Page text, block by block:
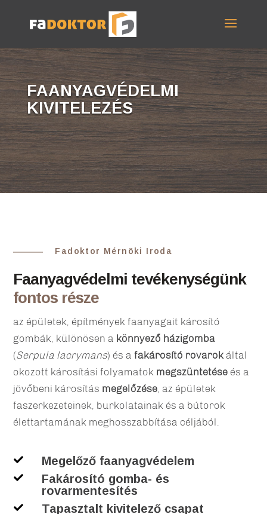
FAANYAGVÉDELMI
KIVITELEZÉS
Fadoktor Mérnöki Iroda
Faanyagvédelmi tevékenységünk
fontos része
az épületek, építmények faanyagait károsító
gombák, különösen a könnyező házigomba
(Serpula lacrymans) és afakárosító rovarokáltal
okozott károsítási folyamatok megszüntetése és a
jövőbeni károsítás megelőzése, az épületek
faszerkezeteinek, burkolatainak és a bútorok
élettartamának meghosszabbítása céljából.
 Megelőző faanyagvédelem

Fakárosító gomba- és
rovarmentesítés
 Tapasztalt kivitelező csapat